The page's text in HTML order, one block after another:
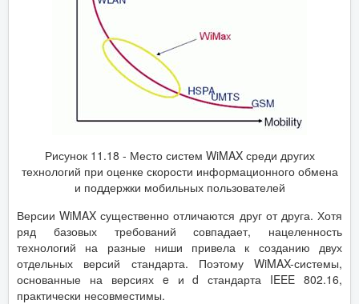
Рисунок 11.18 - Место систем WiMAX среди других
технологий при оценке скорости информационного обмена
и поддержки мобильных пользователей
Версии WiMAX существенно отличаются друг от друга. Хотя
ряд базовых требований совпадает, нацеленность
технологий на разные ниши привела к созданию двух
отдельных версий стандарта. Поэтому WiMAX-системы,
основанные на версиях e и d стандарта IEEE 802.16,
практически несовместимы.